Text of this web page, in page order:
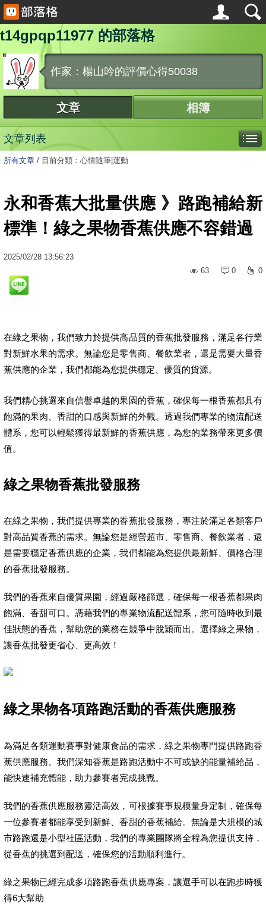
t14gpqp11977 的部落格
作家：楊山吟的評價心得50038
文章 相簿
文章列表
所有文章 / 目前分類：心情隨筆|運動
永和香蕉大批量供應 》路跑補給新
標準！綠之果物香蕉供應不容錯過
2025/02/28 13:56:23
63
0 0
在綠之果物，我們致力於提供高品質的香蕉批發服務，滿足各行業
對新鮮水果的需求。無論您是零售商、餐飲業者，還是需要大量香
蕉供應的企業，我們都能為您提供穩定、優質的貨源。
我們精心挑選來自信譽卓越的果園的香蕉，確保每一根香蕉都具有
飽滿的果肉、香甜的口感與新鮮的外觀。透過我們專業的物流配送
體系，您可以輕鬆獲得最新鮮的香蕉供應，為您的業務帶來更多價
值。
綠之果物香蕉批發服務
在綠之果物，我們提供專業的香蕉批發服務，專注於滿足各類客戶
對高品質香蕉的需求。無論您是經營超市、零售商、餐飲業者，還
是需要穩定香蕉供應的企業，我們都能為您提供最新鮮、價格合理
的香蕉批發服務。
我們的香蕉來自優質果園，經過嚴格篩選，確保每一根香蕉都果肉
飽滿、香甜可口。憑藉我們的專業物流配送體系，您可隨時收到最
佳狀態的香蕉，幫助您的業務在競爭中脫穎而出。選擇綠之果物，
讓香蕉批發更省心、更高效！
綠之果物各項路跑活動的香蕉供應服務
為滿足各類運動賽事對健康食品的需求，綠之果物專門提供路跑香
蕉供應服務。我們深知香蕉是路跑活動中不可或缺的能量補給品，
能快速補充體能，助力參賽者完成挑戰。
我們的香蕉供應服務靈活高效，可根據賽事規模量身定制，確保每
一位參賽者都能享受到新鮮、香甜的香蕉補給。無論是大規模的城
市路跑還是小型社區活動，我們的專業團隊將全程為您提供支持，
從香蕉的挑選到配送，確保您的活動順利進行。
綠之果物已經完成多項路跑香蕉供應專案，讓選手可以在跑步時獲
得6大幫助